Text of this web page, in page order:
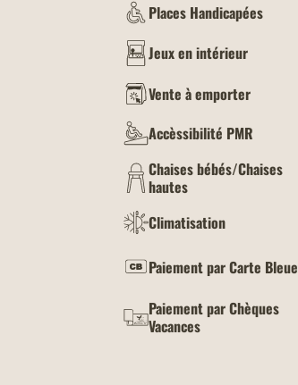
Places Handicapées
Jeux en intérieur
Vente à emporter
Accèssibilité PMR
Chaises bébés/Chaises
hautes
Climatisation
Paiement par Carte Bleue
Paiement par Chèques
Vacances